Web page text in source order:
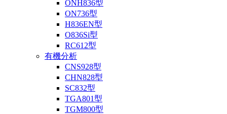
ONH836型
ON736型
H836EN型
O836Si型
RC612型
有機分析
CNS928型
CHN828型
SC832型
TGA801型
TGM800型